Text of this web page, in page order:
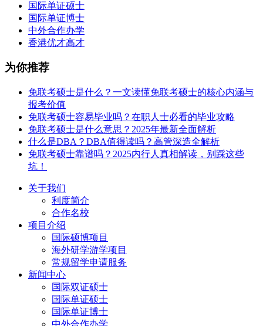
国际单证硕士
国际单证博士
中外合作办学
香港优才高才
为你推荐
免联考硕士是什么？一文读懂免联考硕士的核心内涵与
报考价值
免联考硕士容易毕业吗？在职人士必看的毕业攻略
免联考硕士是什么意思？2025年最新全面解析
什么是DBA？DBA值得读吗？高管深造全解析
免联考硕士靠谱吗？2025内行人真相解读，别踩这些
坑！
关于我们
利度简介
合作名校
项目介绍
国际硕博项目
海外研学游学项目
常规留学申请服务
新闻中心
国际双证硕士
国际单证硕士
国际单证博士